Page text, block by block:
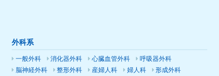
外科系
一般外科 消化器外科 心臓血管外科
呼吸器外科
脳神経外科
整形外科 産婦人科 婦人科
形成外科